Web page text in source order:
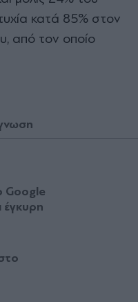
κατά 85% στον
από τον οποίο
Google
έγκυρη